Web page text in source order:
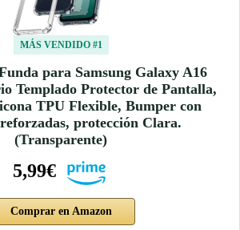
MÁS VENDIDO #1
para Samsung Galaxy A16
Templado Protector de Pantalla,
TPU Flexible, Bumper con
protección Clara.
(Transparente)
5,99€
Comprar en Amazon